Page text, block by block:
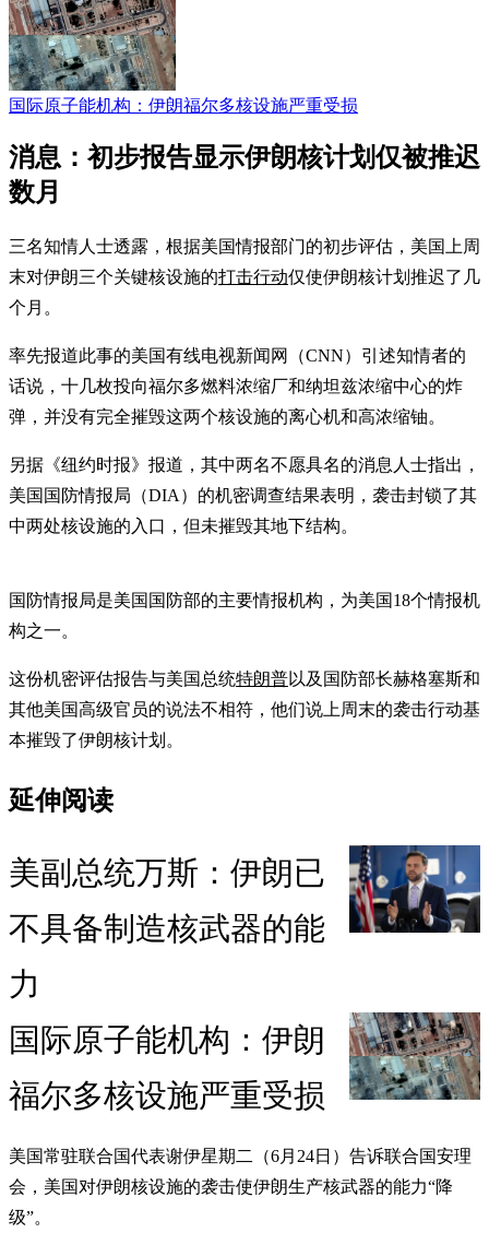
国际原子能机构：伊朗福尔多核设施严重受损
消息：初步报告显示伊朗核计划仅被推迟
数月
三名知情人士透露，根据美国情报部门的初步评估，美国上周
末对伊朗三个关键核设施的打击行动仅使伊朗核计划推迟了几
个月。
率先报道此事的美国有线电视新闻网（CNN）引述知情者的
话说，十几枚投向福尔多燃料浓缩厂和纳坦兹浓缩中心的炸
弹，并没有完全摧毁这两个核设施的离心机和高浓缩铀。
另据《纽约时报》报道，其中两名不愿具名的消息人士指出，
美国国防情报局（DIA）的机密调查结果表明，袭击封锁了其
中两处核设施的入口，但未摧毁其地下结构。
国防情报局是美国国防部的主要情报机构，为美国18个情报机
构之一。
这份机密评估报告与美国总统特朗普以及国防部长赫格塞斯和
其他美国高级官员的说法不相符，他们说上周末的袭击行动基
本摧毁了伊朗核计划。
延伸阅读
美副总统万斯：伊朗已
不具备制造核武器的能
力
国际原子能机构：伊朗
福尔多核设施严重受损
美国常驻联合国代表谢伊星期二（6月24日）告诉联合国安理
会，美国对伊朗核设施的袭击使伊朗生产核武器的能力“降
级”。